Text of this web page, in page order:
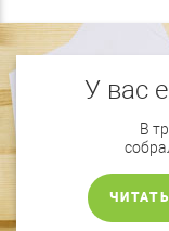
У вас
В